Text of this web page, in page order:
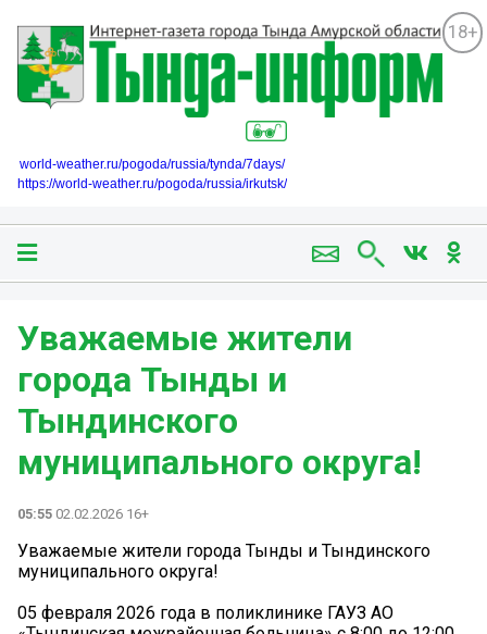
18+
world-weather.ru/pogoda/russia/tynda/7days/
https://world-weather.ru/pogoda/russia/irkutsk/
Уважаемые жители
города Тынды и
Тындинского
муниципального округа!
05:55 02.02.2026 16+
Уважаемые жители города Тынды и Тындинского
муниципального округа!
05 февраля 2026 года в поликлинике ГАУЗ АО